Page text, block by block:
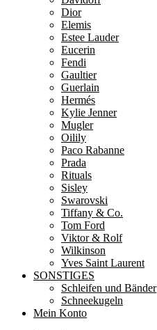
Dior
Elemis
Estee Lauder
Eucerin
Fendi
Gaultier
Guerlain
Hermés
Kylie Jenner
Mugler
Oilily
Paco Rabanne
Prada
Rituals
Sisley
Swarovski
Tiffany & Co.
Tom Ford
Viktor & Rolf
Wilkinson
Yves Saint Laurent
SONSTIGES
Schleifen und Bänder
Schneekugeln
Mein Konto